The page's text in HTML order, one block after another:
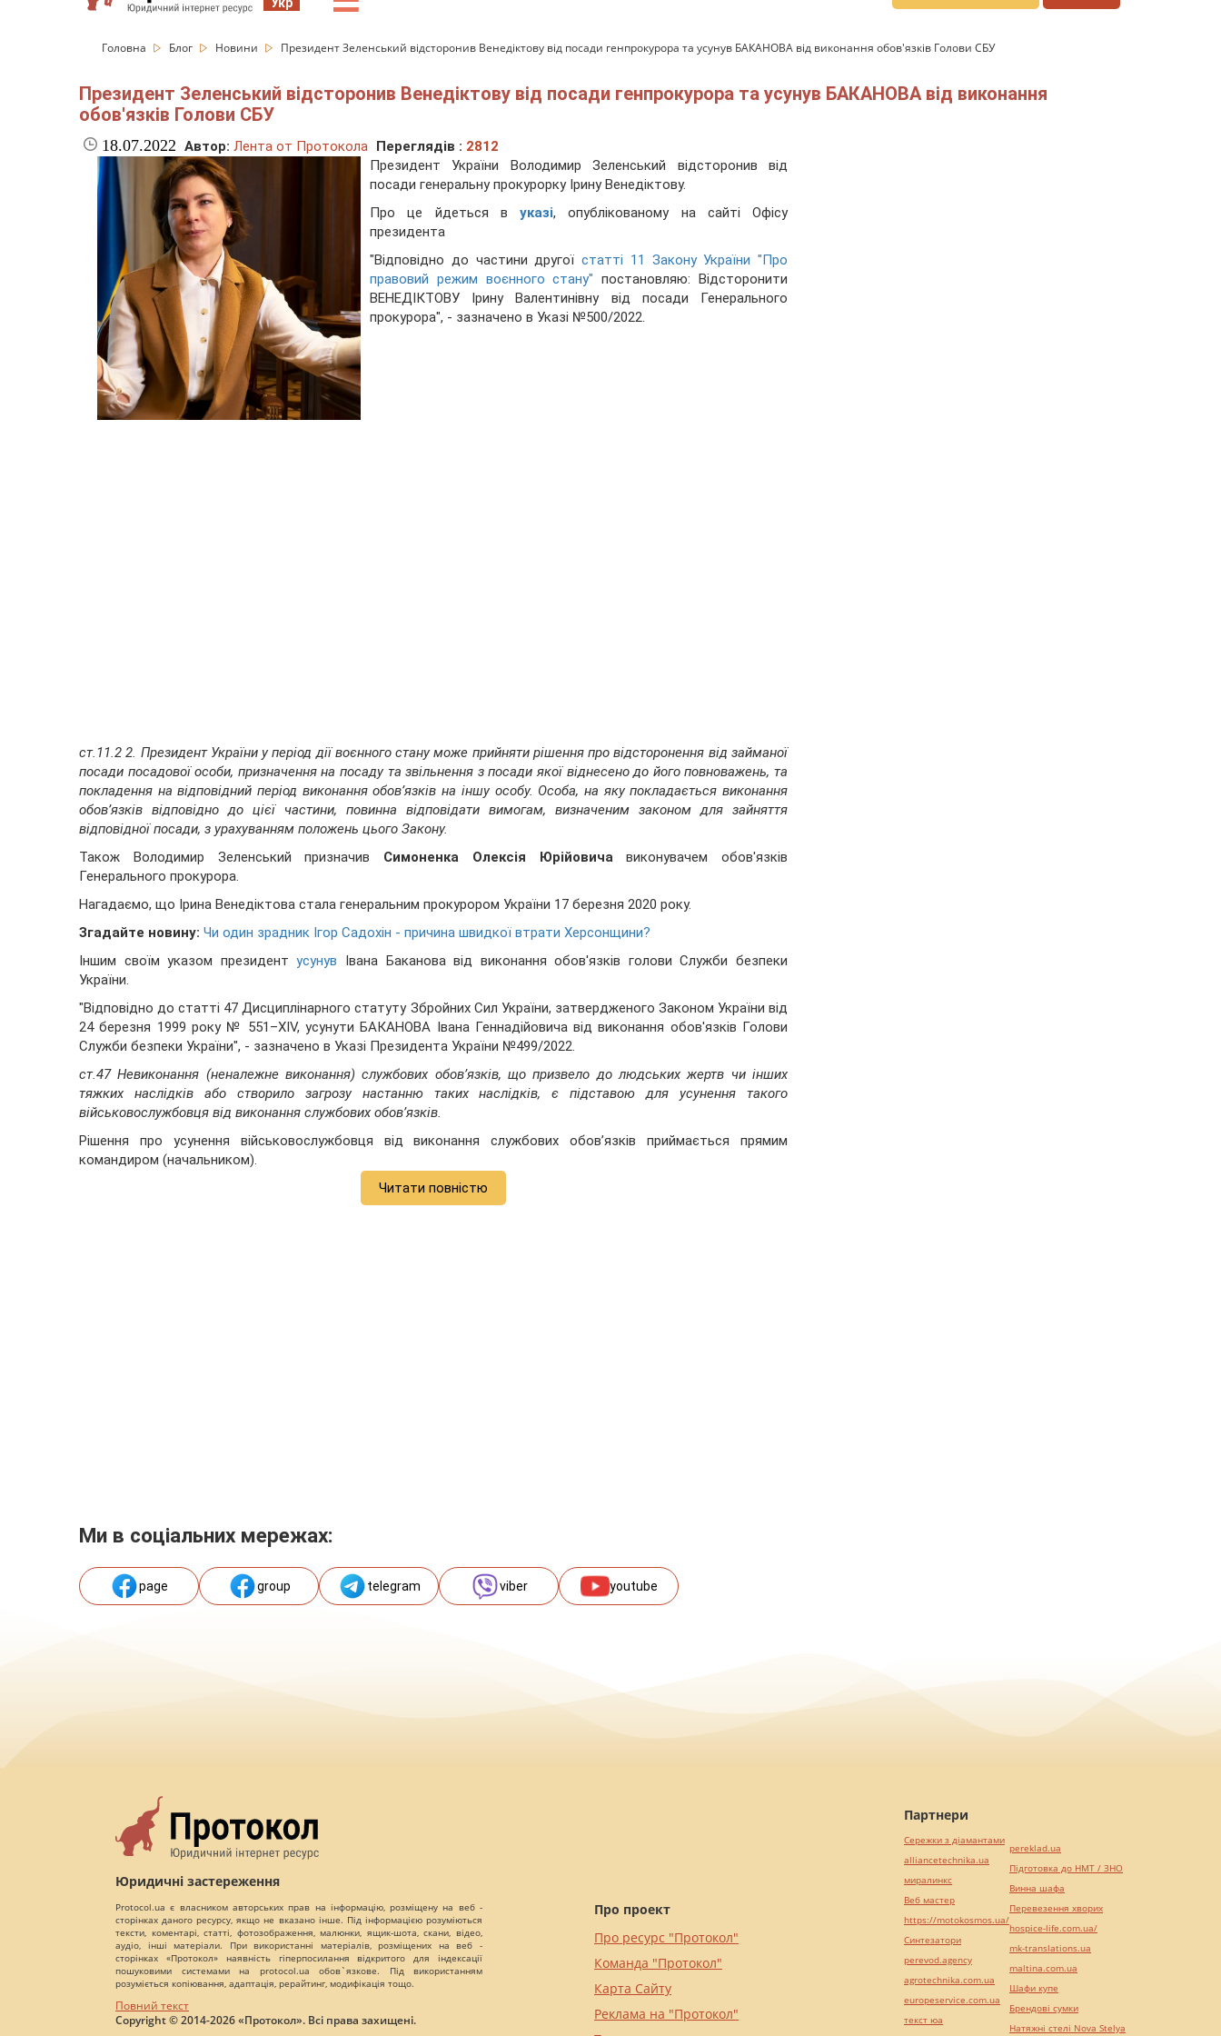
Головна Блог Новини Президент Зеленський відсторонив Венедіктову від посади генпрокурора та усунув БАКАНОВА від виконання обов'язків Голови СБУ
Президент Зеленський відсторонив Венедіктову від посади генпрокурора та усунув БАКАНОВА від виконання
обов'язків Голови СБУ
18.07.2022 Автор: Лента от Протокола Переглядів : 2812
Президент України Володимир Зеленський відсторонив від
посади генеральну прокурорку Ірину Венедіктову.
Про це йдеться в указі, опублікованому на сайті Офісу
президента
"Відповідно до частини другої статті 11 Закону України "Про
правовий режим воєнного стану" постановляю: Відсторонити
ВЕНЕДІКТОВУ Ірину Валентинівну від посади Генерального
прокурора", - зазначено в Указі №500/2022.
ст.11.2 2. Президент України у період дії воєнного стану може прийняти рішення про відсторонення від займаної
посади посадової особи, призначення на посаду та звільнення з посади якої віднесено до його повноважень, та
покладення на відповідний період виконання обов’язків на іншу особу. Особа, на яку покладається виконання
обов’язків відповідно до цієї частини, повинна відповідати вимогам, визначеним законом для зайняття
відповідної посади, з урахуванням положень цього Закону.
Також Володимир Зеленський призначив Симоненка Олексія Юрійовичавиконувачем обов'язків
Генерального прокурора.
Нагадаємо, що Ірина Венедіктова стала генеральним прокурором України 17 березня 2020 року.
Згадайте новину: Чи один зрадник Ігор Садохін - причина швидкої втрати Херсонщини?
Іншим своїм указом президентусунув
Івана Баканова від виконання обов'язків голови Служби безпеки
України.
"Відповідно до статті 47 Дисциплінарного статуту Збройних Сил України, затвердженого Законом України від
24 березня 1999 року № 551–XIV, усунути БАКАНОВА Івана Геннадійовича від виконання обов'язків Голови
Служби безпеки України", - зазначено в Указі Президента України №499/2022.
ст.47 Невиконання (неналежне виконання) службових обов’язків, що призвело до людських жертв чи інших
тяжких наслідків або створило загрозу настанню таких наслідків, є підставою для усунення такого
військовослужбовця від виконання службових обов’язків.
Рішення про усунення військовослужбовця від виконання службових обов’язків приймається прямим
командиром (начальником).
Читати повністю
Ми в соціальних мережах:
page group telegram viber youtube
Юридичні застереження
Protocol.ua є власником авторських прав на інформацію, розміщену на веб -
сторінках даного ресурсу, якщо не вказано інше. Під інформацією розуміються
тексти, коментарі, статті, фотозображення, малюнки, ящик-шота, скани, відео,
аудіо, інші матеріали. При використанні матеріалів, розміщених на веб -
сторінках «Протокол» наявність гіперпосилання відкритого для індексації
пошуковими системами на protocol.ua обов`язкове. Під використанням
розуміється копіювання, адаптація, рерайтинг, модифікація тощо.
Повний текст
Copyright © 2014-2026 «Протокол». Всі права захищені.
Про проект
Про ресурс "Протокол"
Команда "Протокол"
Карта Сайту
Реклама на "Протокол"
Партнери
Сережки з діамантами
alliancetechnika.ua
миралинкс
Веб мастер
https://motokosmos.ua/
Синтезатори
perevod.agency
agrotechnika.com.ua
europeservice.com.ua
текст юа
pereklad.ua
Підготовка до НМТ / ЗНО
Винна шафа
Перевезення хворих
hospice-life.com.ua/
mk-translations.ua
maltina.com.ua
Шафи купе
Брендові сумки
Натяжні стелі Nova Stelya